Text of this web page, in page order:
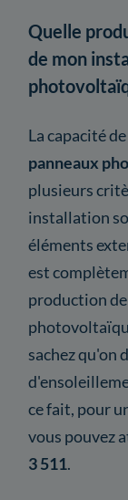
Quelle
de mon
La capacité de
panneaux
plusieurs
installation
éléments
est
production
sachez qu'on
ce fait, pour
vous pouvez
3 511.